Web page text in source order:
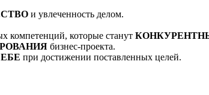
и увлеченность делом.
компетенций, которые станут
бизнес-проекта.
при достижении поставленных целей.